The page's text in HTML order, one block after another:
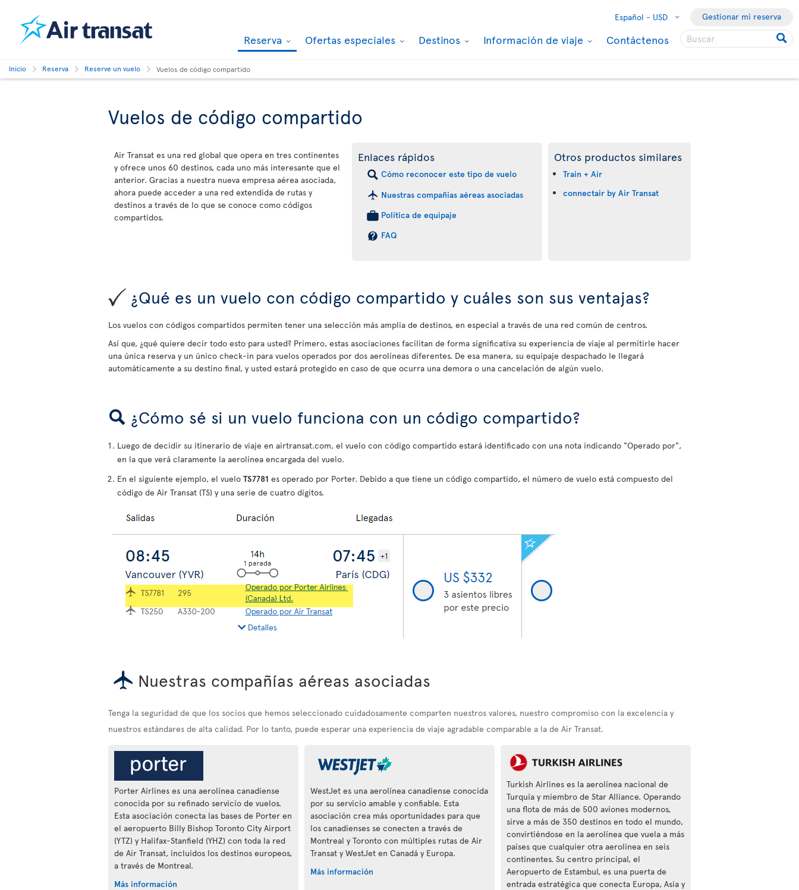
Español - USD Gestionar mi reserva
Reserva Ofertas especiales Destinos Información de viaje Contáctenos
Inicio Reserva Reserve un vuelo Vuelos de código compartido
Vuelos de código compartido
Air Transat es una red global que opera en tres continentes
y ofrece unos 60 destinos, cada uno más interesante que el
anterior. Gracias a nuestra nueva empresa aérea asociada,
ahora puede acceder a una red extendida de rutas y
destinos a través de lo que se conoce como códigos
compartidos.
Enlaces rápidos
Cómo reconocer este tipo de vuelo
Nuestras compañías aéreas asociadas
Política de equipaje
FAQ
Otros productos similares
Train + Air
connectair by Air Transat
¿Qué es un vuelo con código compartido y cuáles son sus ventajas?
Los vuelos con códigos compartidos permiten tener una selección más amplia de destinos, en especial a través de una red común de centros.
Así que, ¿qué quiere decir todo esto para usted? Primero, estas asociaciones facilitan de forma significativa su experiencia de viaje al permitirle hacer
una única reserva y un único check-in para vuelos operados por dos aerolíneas diferentes. De esa manera, su equipaje despachado le llegará
automáticamente a su destino final, y usted estará protegido en caso de que ocurra una demora o una cancelación de algún vuelo.
¿Cómo sé si un vuelo funciona con un código compartido?
Luego de decidir su itinerario de viaje en airtransat.com, el vuelo con código compartido estará identificado con una nota indicando "Operado por",
en la que verá claramente la aerolínea encargada del vuelo.
En el siguiente ejemplo, el vuelo TS7781 es operado por Porter. Debido a que tiene un código compartido, el número de vuelo está compuesto del
código de Air Transat (TS) y una serie de cuatro dígitos.
Nuestras compañías aéreas asociadas
Tenga la seguridad de que los socios que hemos seleccionado cuidadosamente comparten nuestros valores, nuestro compromiso con la excelencia y
nuestros estándares de alta calidad. Por lo tanto, puede esperar una experiencia de viaje agradable comparable a la de Air Transat.
Porter Airlines es una aerolínea canadiense
conocida por su refinado servicio de vuelos.
Esta asociación conecta las bases de Porter en
el aeropuerto Billy Bishop Toronto City Airport
(YTZ) y Halifax-Stanfield (YHZ) con toda la red
de Air Transat, incluidos los destinos europeos,
a través de Montreal.
Más información
WestJet es una aerolínea canadiense conocida
por su servicio amable y confiable. Esta
asociación crea más oportunidades para que
los canadienses se conecten a través de
Montreal y Toronto con múltiples rutas de Air
Transat y WestJet en Canadá y Europa.
Más información
Turkish Airlines es la aerolínea nacional de
Turquía y miembro de Star Alliance. Operando
una flota de más de 500 aviones modernos,
sirve a más de 350 destinos en todo el mundo,
convirtiéndose en la aerolínea que vuela a más
países que cualquier otra aerolínea en seis
continentes. Su centro principal, el
Aeropuerto de Estambul, es una puerta de
entrada estratégica que conecta Europa, Asia y